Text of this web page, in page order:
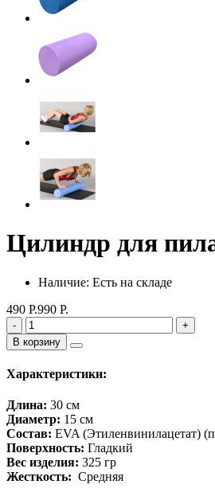
Цилиндр для
Наличие: Есть на складе
490 Р.990 Р.
-
+
В корзину
Характеристики:
Длина: 30 см
Диаметр: 15 см
Состав: EVA (Этиленвинилацетат)
Поверхность: Гладкий
Вес изделия: 325 гр
Жесткость: Средняя